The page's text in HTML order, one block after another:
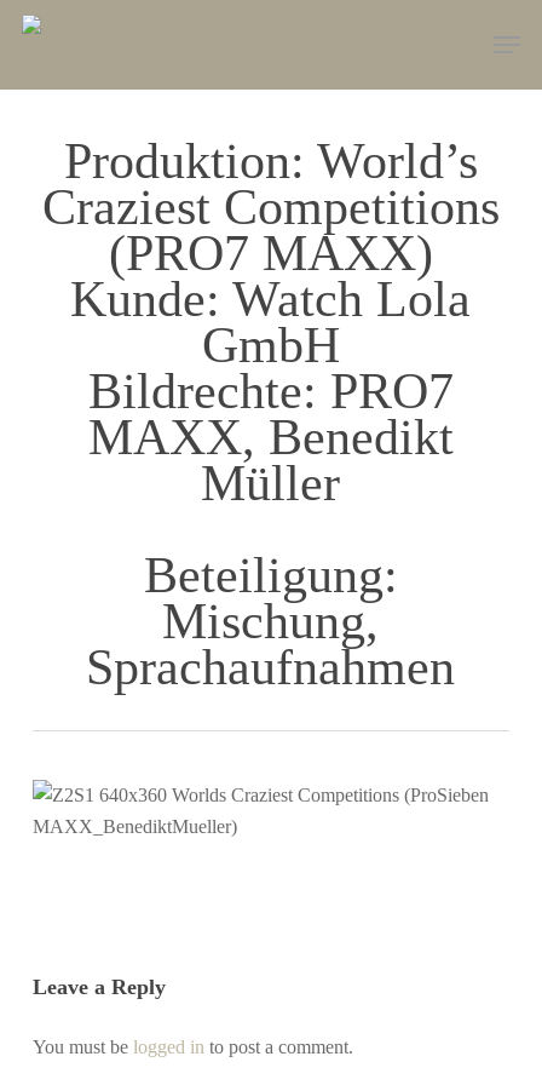
Skip
Produktion: World’s
Craziest Competitions
(PRO7 MAXX)
Kunde: Watch Lola
GmbH
Bildrechte: PRO7
MAXX, Benedikt
Müller
Beteiligung:
Mischung,
Sprachaufnahmen
Leave a Reply
You must be logged in to post a comment.